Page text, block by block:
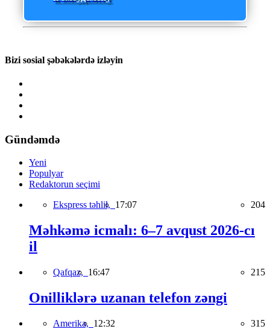
Bizi sosial şəbəkələrdə izləyin
Gündəmdə
Yeni
Populyar
Redaktorun seçimi
Ekspress təhlil, 17:07 204
Məhkəmə icmalı: 6–7 avqust 2026-cı
il
Qafqaz, 16:47 215
Onilliklərə uzanan telefon zəngi
Amerika, 12:32 315